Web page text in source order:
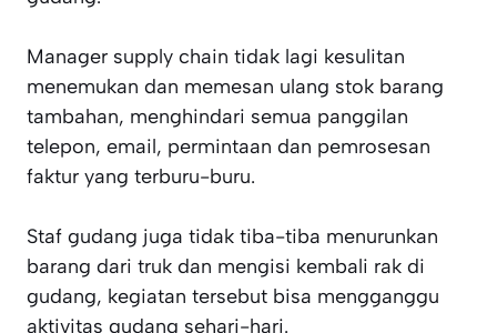
Manager supply chain tidak lagi kesulitan
menemukan dan memesan ulang stok barang
tambahan, menghindari semua panggilan
telepon, email, permintaan dan pemrosesan
faktur yang terburu-buru.
Staf gudang juga tidak tiba-tiba menurunkan
barang dari truk dan mengisi kembali rak di
gudang, kegiatan tersebut bisa mengganggu
aktivitas gudang sehari-hari.